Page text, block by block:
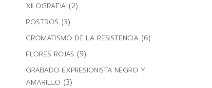
XILOGRAFIA (2)
ROSTROS (3)
CROMATISMO DE LA RESISTENCIA (6)
FLORES ROJAS (9)
GRABADO EXPRESIONISTA NEGRO Y
AMARILLO (3)